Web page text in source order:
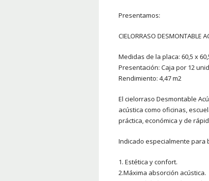
Presentamos:
CIELORRASO DESMONTABLE
Medidas de la placa: 60,5 x
Presentación: Caja por 12
Rendimiento: 4,47 m2
El cielorraso Desmontable
acústica como oficinas,
práctica, económica y de
Indicado especialmente para
1. Estética y confort.
2.Máxima absorción acústica.